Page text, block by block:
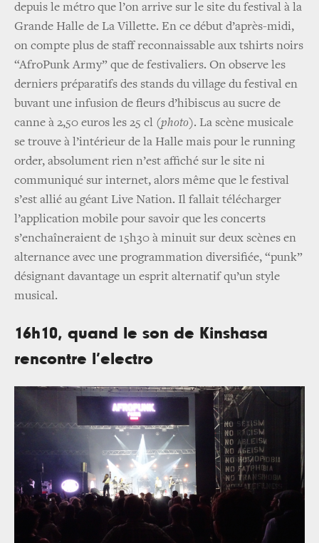
depuis le métro que l’on arrive sur le site du festival à la
Grande Halle de La Villette. En ce début d’après-midi,
on compte plus de staff reconnaissable aux tshirts noirs
“AfroPunk Army” que de festivaliers. On observe les
derniers préparatifs des stands du village du festival en
buvant une infusion de fleurs d’hibiscus au sucre de
canne à 2,50 euros les 25 cl (photo). La scène musicale
se trouve à l’intérieur de la Halle mais pour le running
order, absolument rien n’est affiché sur le site ni
communiqué sur internet, alors même que le festival
s’est allié au géant Live Nation. Il fallait télécharger
l’application mobile pour savoir que les concerts
s’enchaîneraient de 15h30 à minuit sur deux scènes en
alternance avec une programmation diversifiée, “punk”
désignant davantage un esprit alternatif qu’un style
musical.
16h10, quand le son de Kinshasa
rencontre l’electro